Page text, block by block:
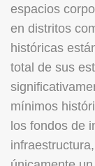
espacios
en distritos
históricas
total de sus
mínimos
los fondos de